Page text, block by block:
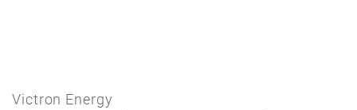
Gå
Victron Energy